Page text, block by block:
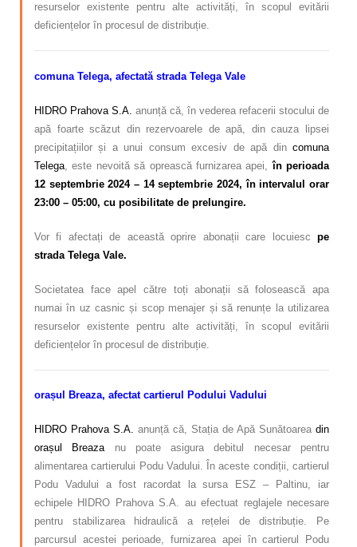
resurselor existente pentru alte activități, în scopul evitării
deficiențelor în procesul de distribuție.
comuna Telega, afectată strada Telega Vale
HIDRO Prahova S.A. anunță că, în vederea refacerii stocului de
apă foarte scăzut din rezervoarele de apă, din cauza lipsei
precipitațiilor și a unui consum excesiv de apă din comuna
Telega , este nevoită să oprească furnizarea apei,în perioada
12 septembrie 2024 – 14 septembrie 2024,în intervalul orar
23:00 – 05:00, cu posibilitate de prelungire.
Vor fi afectați de această oprire abonații care locuiesc pe
strada Telega Vale.
Societatea face apel către toți abonații să folosească apa
numai în uz casnic și scop menajer și să renunțe la utilizarea
resurselor existente pentru alte activități, în scopul evitării
deficiențelor în procesul de distribuție.
orașul Breaza, afectat cartierul Podului Vadului
HIDRO Prahova S.A. anunță că, Stația de Apă Sunătoarea din
orașul Breazanu poate asigura debitul necesar pentru
alimentarea cartierului Podu Vadului. În aceste condiții, cartierul
Podu Vadului a fost racordat la sursa ESZ – Paltinu, iar
echipele HIDRO Prahova S.A. au efectuat reglajele necesare
pentru stabilizarea hidraulică a rețelei de distribuție. Pe
parcursul acestei perioade, furnizarea apei în cartierul Podu